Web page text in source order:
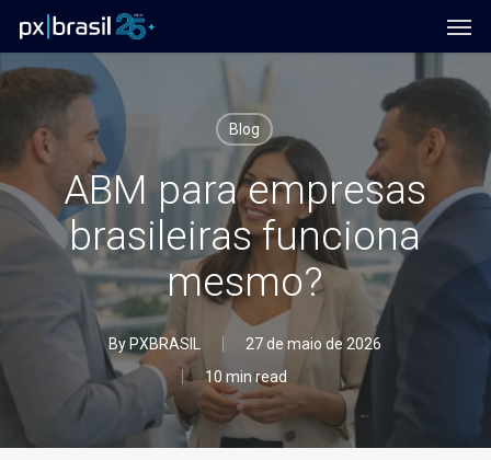
to
main
Blog
ABM para empresas
brasileiras funciona
mesmo?
By PXBRASIL
27 de maio de 2026
10 min read